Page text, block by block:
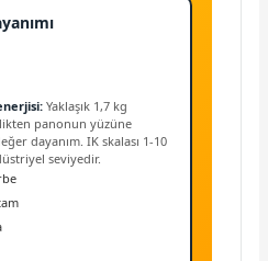
Yaklaşık 1,7 kg
panonun yüzüne
dayanım. IK skalası 1-10
seviyedir.